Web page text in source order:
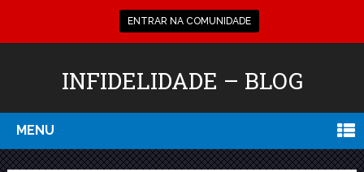
INFIDELIDADE – BLOG
MENU
ENTRAR NA COMUNIDADE